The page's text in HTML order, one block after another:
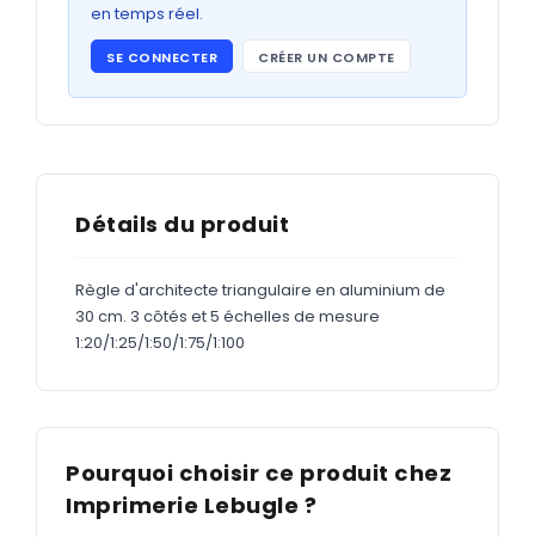
Abribus
ADHÉSIFS
Étiquettes adhésives
Étiquettes adhésives en bobine
Adhésifs vitrine
MARQUAGE TEXTILE
Tee-shirts
en temps réel.
SE CONNECTER CRÉER UN COMPTE
Détails du produit
Règle d'architecte triangulaire en aluminium de
30 cm. 3 côtés et 5 échelles de mesure
1:20/1:25/1:50/1:75/1:100
Pourquoi choisir ce produit chez
Imprimerie Lebugle ?